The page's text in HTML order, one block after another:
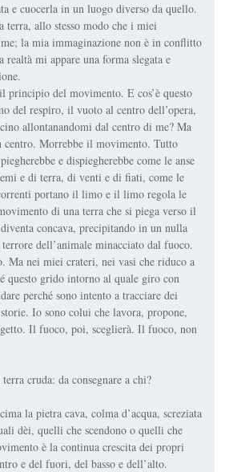
e cuocerla in un luogo diverso da quello.
terra, allo stesso modo che i miei
la mia immaginazione non è in conflitto
mi appare una forma slegata e
principio del movimento. E cos’è questo
del respiro, il vuoto al centro dell’opera,
allontanandomi dal centro di me? Ma
centro. Morrebbe il movimento. Tutto
e dispiegherebbe come le anse
e di terra, di venti e di fiati, come le
portano il limo e il limo regola le
di una terra che si piega verso il
concava, precipitando in un nulla
dell’animale minacciato dal fuoco.
Ma nei miei crateri, nei vasi che riduco a
questo grido intorno al quale giro con
perché sono intento a tracciare dei
Io sono colui che lavora, propone,
Il fuoco, poi, sceglierà. Il fuoco, non
cruda: da consegnare a chi?
la pietra cava, colma d’acqua, screziata
dèi, quelli che scendono o quelli che
è la continua crescita dei propri
e del fuori, del basso e dell’alto.